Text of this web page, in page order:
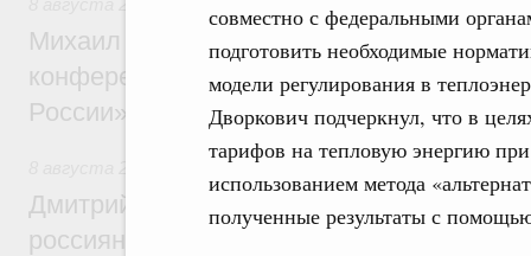
совместно с федеральными
подготовить необходимые
модели регулирования в
Дворкович подчеркнул, что в
тарифов на тепловую энергию
использованием метода
полученные результаты с
Михаил Мишустин дал поручения по
конференции «Цифровая индустрия
России»
Спорт высших достижений и массовый
Дмитрий Чернышенко и Михаил
россиян с Днём физкультурника